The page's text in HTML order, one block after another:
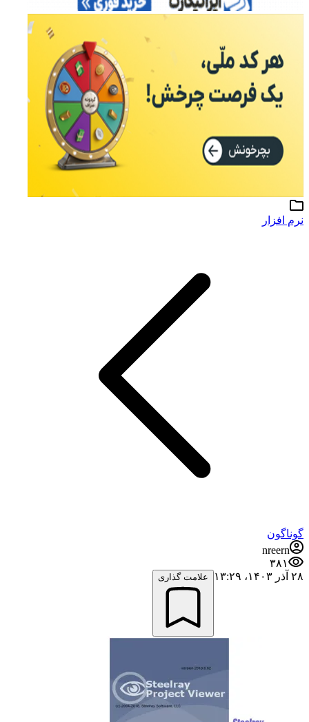
نرم افزار
گوناگون
nreern
۳۸۱
۲۸ آذر ۱۴۰۳،‏ ۱۳:۲۹
علامت گذاری